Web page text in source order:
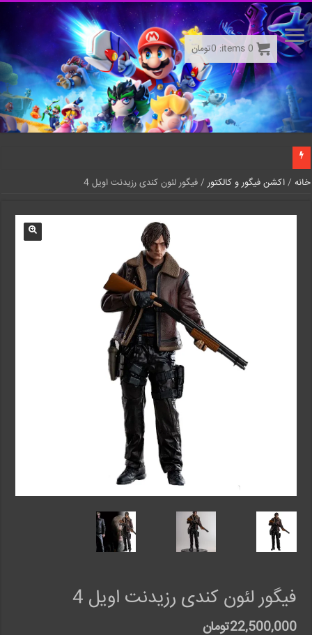
خانه /اکشن فیگور و کالکتور / فیگور لئون کندی رزیدنت اویل 4
فیگور لئون کندی رزیدنت اویل 4
22,500,000تومان
0
items:
0تومان